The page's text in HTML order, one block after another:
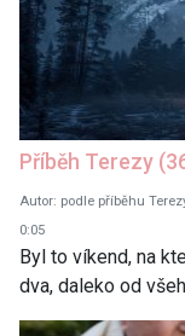
Příběh Terezy
Autor: podle příběhu
0:05
Byl to víkend, na
dva, daleko od